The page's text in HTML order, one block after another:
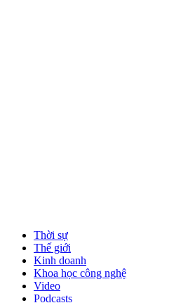
Thời sự
Thế giới
Kinh doanh
Khoa học công nghệ
Video
Podcasts